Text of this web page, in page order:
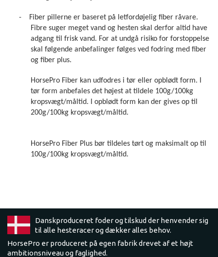
-
Fiber pillerne er baseret på letfordøjelig fiber råvare.
Fibre suger meget vand og hesten skal derfor altid have
adgang til frisk vand. For at undgå risiko for forstoppelse
skal følgende anbefalinger følges ved fodring med fiber
og fiber plus.
HorsePro Fiber kan udfodres i tør eller opblødt form. I
tør form anbefales det højest at tildele 100g/100kg
kropsvægt/måltid. I opblødt form kan der gives op til
200g/100kg kropsvægt/måltid.
HorsePro Fiber Plus bør tildeles tørt og maksimalt op til
100g/100kg kropsvægt/måltid.
Danskproduceret foder og tilskud der henvender sig
til alle hesteracer og dækker alles behov.
HorsePro er produceret på egen fabrik drevet af et højt
ambitionsniveau og faglighed.